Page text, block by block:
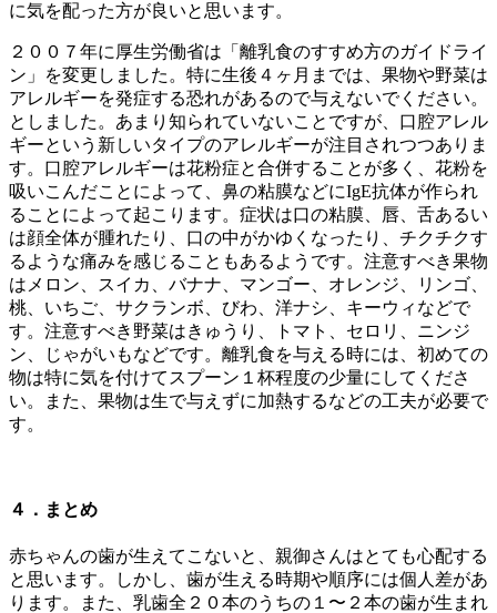
に気を配った方が良いと思います。
２００７年に厚生労働省は「離乳食のすすめ方のガイドライ
ン」を変更しました。特に生後４ヶ月までは、果物や野菜は
アレルギーを発症する恐れがあるので与えないでください。
としました。あまり知られていないことですが、口腔アレル
ギーという新しいタイプのアレルギーが注目されつつありま
す。口腔アレルギーは花粉症と合併することが多く、花粉を
吸いこんだことによって、鼻の粘膜などにIgE抗体が作られ
ることによって起こります。症状は口の粘膜、唇、舌あるい
は顔全体が腫れたり、口の中がかゆくなったり、チクチクす
るような痛みを感じることもあるようです。注意すべき果物
はメロン、スイカ、バナナ、マンゴー、オレンジ、リンゴ、
桃、いちご、サクランボ、びわ、洋ナシ、キーウィなどで
す。注意すべき野菜はきゅうり、トマト、セロリ、ニンジ
ン、じゃがいもなどです。離乳食を与える時には、初めての
物は特に気を付けてスプーン１杯程度の少量にしてくださ
い。また、果物は生で与えずに加熱するなどの工夫が必要で
す。
４．まとめ
赤ちゃんの歯が生えてこないと、親御さんはとても心配する
と思います。しかし、歯が生える時期や順序には個人差があ
ります。また、乳歯全２０本のうちの１〜２本の歯が生まれ